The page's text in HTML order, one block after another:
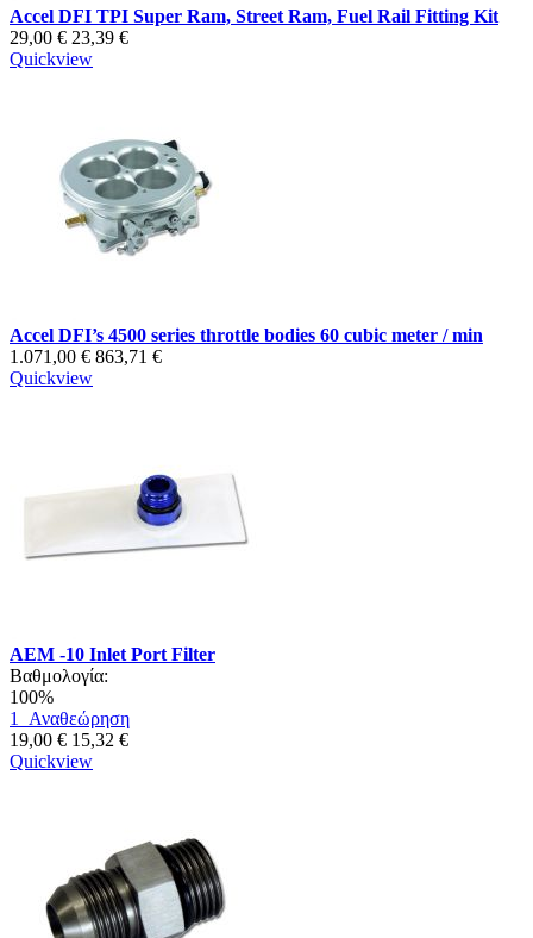
Accel DFI TPI Super Ram, Street Ram, Fuel Rail Fitting Kit
29,00 € 23,39 €
Quickview
Accel DFI’s 4500 series throttle bodies 60 cubic meter / min
1.071,00 € 863,71 €
Quickview
AEM -10 Inlet Port Filter
Βαθμολογία:
100%
1 Αναθεώρηση
19,00 € 15,32 €
Quickview